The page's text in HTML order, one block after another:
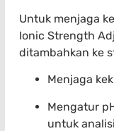
Untuk menjaga
Ionic Strength
ditambahkan ke
Menjaga
Mengatur
untuk